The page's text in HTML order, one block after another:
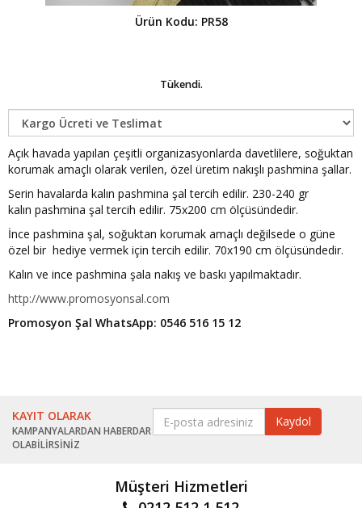
Ürün Kodu: PR58
Tükendi.
Açık havada yapılan çeşitli organizasyonlarda davetlilere, soğuktan
korumak amaçlı olarak verilen, özel üretim nakışlı pashmina şallar.
Serin havalarda kalın pashmina şal tercih edilir. 230-240 gr
kalın pashmina şal tercih edilir. 75x200 cm ölçüsündedir.
İnce pashmina şal, soğuktan korumak amaçlı değilsede o güne
özel bir hediye vermek için tercih edilir. 70x190 cm ölçüsündedir.
Kalın ve ince pashmina şala nakış ve baskı yapılmaktadır.
http://www.promosyonsal.com
Promosyon Şal WhatsApp: 0546 516 15 12
KAYIT OLARAK
KAMPANYALARDAN HABERDAR
OLABİLİRSİNİZ
Müşteri Hizmetleri